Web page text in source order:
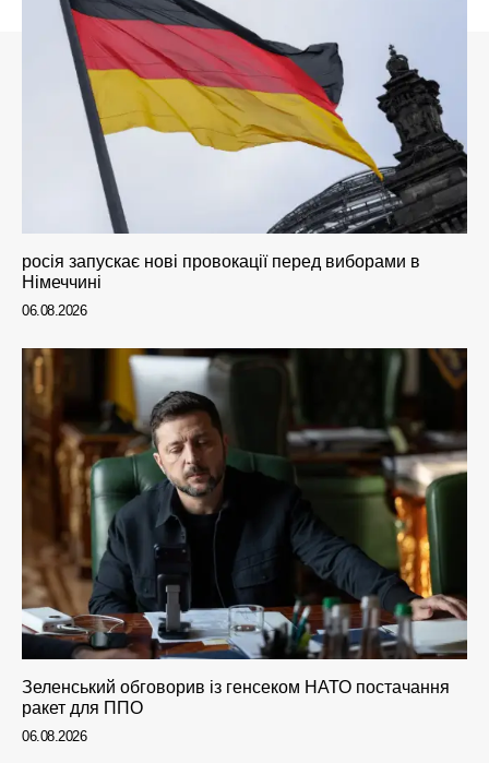
росія запускає нові провокації перед виборами в
Німеччині
06.08.2026
Зеленський обговорив із генсеком НАТО постачання
ракет для ППО
06.08.2026